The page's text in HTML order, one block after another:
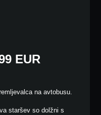
EUR
na avtobusu.
staršev so dolžni s